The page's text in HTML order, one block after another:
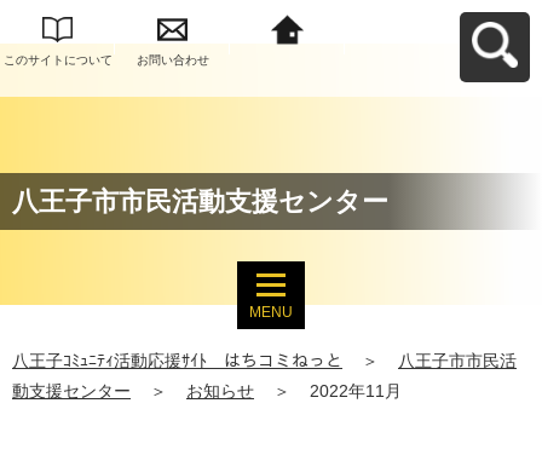
このサイトについて お問い合わせ
八王子市市民活動支援センター
MENU
八王子ｺﾐｭﾆﾃｨ活動応援ｻｲﾄ はちコミねっと ＞
八王子市市民活
動支援センター
＞ お知らせ ＞ 2022年11月